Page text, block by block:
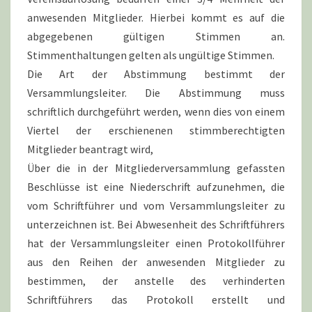
anwesenden Mitglieder. Hierbei kommt es auf die
abgegebenen gültigen Stimmen an.
Stimmenthaltungen gelten als ungültige Stimmen.
Die Art der Abstimmung bestimmt der
Versammlungsleiter. Die Abstimmung muss
schriftlich durchgeführt werden, wenn dies von einem
Viertel der erschienenen stimmberechtigten
Mitglieder beantragt wird,
Über die in der Mitgliederversammlung gefassten
Beschlüsse ist eine Niederschrift aufzunehmen, die
vom Schriftführer und vom Versammlungsleiter zu
unterzeichnen ist. Bei Abwesenheit des Schriftführers
hat der Versammlungsleiter einen Protokollführer
aus den Reihen der anwesenden Mitglieder zu
bestimmen, der anstelle des verhinderten
Schriftführers das Protokoll erstellt und